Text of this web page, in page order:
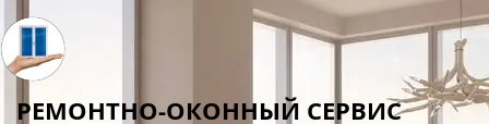
РЕМОНТНО-ОКОННЫЙ СЕРВИС